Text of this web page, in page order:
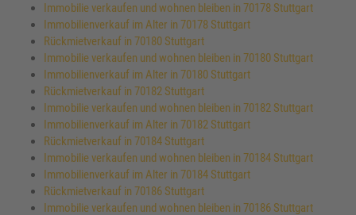
Immobilie verkaufen und wohnen bleiben in 70178 Stuttgart
Immobilienverkauf im Alter in 70178 Stuttgart
Rückmietverkauf in 70180 Stuttgart
Immobilie verkaufen und wohnen bleiben in 70180 Stuttgart
Immobilienverkauf im Alter in 70180 Stuttgart
Rückmietverkauf in 70182 Stuttgart
Immobilie verkaufen und wohnen bleiben in 70182 Stuttgart
Immobilienverkauf im Alter in 70182 Stuttgart
Rückmietverkauf in 70184 Stuttgart
Immobilie verkaufen und wohnen bleiben in 70184 Stuttgart
Immobilienverkauf im Alter in 70184 Stuttgart
Rückmietverkauf in 70186 Stuttgart
Immobilie verkaufen und wohnen bleiben in 70186 Stuttgart